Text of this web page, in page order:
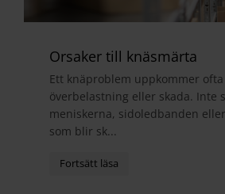
Orsaker till knäsmärta
Ett knäproblem uppkommer
överbelastning eller skada. Inte
meniskerna, sidoledbanden
som blir sk...